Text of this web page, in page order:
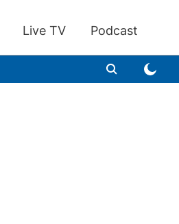
Live TV Podcast